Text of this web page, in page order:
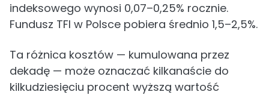
indeksowego wynosi 0,07–0,25% rocznie.
Fundusz TFI w Polsce pobiera średnio 1,5–2,5%.
Ta różnica kosztów — kumulowana przez
dekadę — może oznaczać kilkanaście do
kilkudziesięciu procent wyższą wartość